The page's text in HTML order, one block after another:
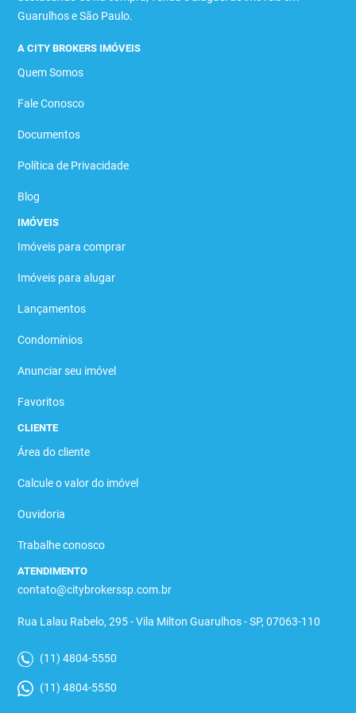
Guarulhos e São Paulo.
A CITY BROKERS IMÓVEIS
Quem Somos
Fale Conosco
Documentos
Política de Privacidade
Blog
IMÓVEIS
Imóveis para comprar
Imóveis para alugar
Lançamentos
Condomínios
Anunciar seu imóvel
Favoritos
CLIENTE
Área do cliente
Calcule o valor do imóvel
Ouvidoria
Trabalhe conosco
ATENDIMENTO
contato@citybrokerssp.com.br
Rua Lalau Rabelo, 295 - Vila Milton Guarulhos - SP, 07063-110
(11) 4804-5550
(11) 4804-5550